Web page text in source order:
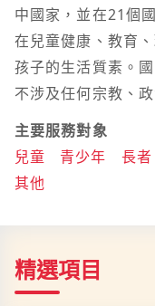
中國家，並在21個
在兒童健康、教育
孩子的生活質素。
不涉及任何宗教、
主要服務對象
兒童
青少年 長者
其他
精選項目